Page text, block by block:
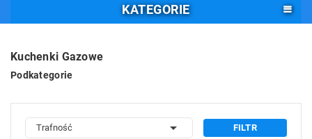
KATEGORIE
Kuchenki Gazowe
Podkategorie
Trafność  FILTR